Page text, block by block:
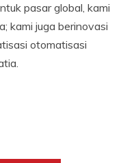
pasar global, kami
kami juga berinovasi
otomatisasi